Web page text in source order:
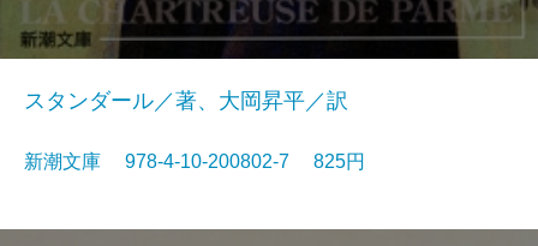
スタンダール／著、大岡昇平／訳
新潮文庫 978-4-10-200802-7 825円